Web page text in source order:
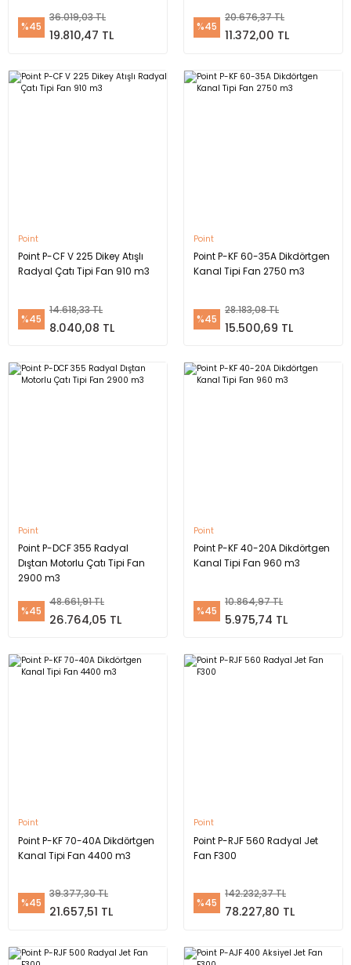
%45
36.019,03 TL
19.810,47 TL
%45
20.676,37 TL
11.372,00 TL
Point
Point P-CF V 225 Dikey Atışlı
Radyal Çatı Tipi Fan 910 m3
%45
14.618,33 TL
8.040,08 TL
Point
Point P-KF 60-35A Dikdörtgen
Kanal Tipi Fan 2750 m3
%45
28.183,08 TL
15.500,69 TL
Point
Point P-DCF 355 Radyal
Dıştan Motorlu Çatı Tipi Fan
2900 m3
%45
48.661,91 TL
26.764,05 TL
Point
Point P-KF 40-20A Dikdörtgen
Kanal Tipi Fan 960 m3
%45
10.864,97 TL
5.975,74 TL
Point
Point P-KF 70-40A Dikdörtgen
Kanal Tipi Fan 4400 m3
%45
39.377,30 TL
21.657,51 TL
Point
Point P-RJF 560 Radyal Jet
Fan F300
%45
142.232,37 TL
78.227,80 TL